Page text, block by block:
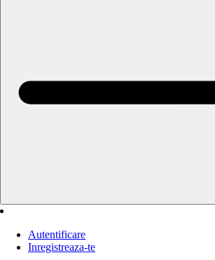
Autentificare
Inregistreaza-teCaută un hotel